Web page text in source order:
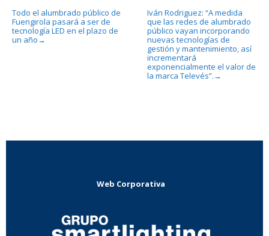
Todo el alumbrado público de
Fuengirola pasará a ser de
tecnología LED en el plazo de
un año →
Iván Rodriguez: “A medida
que las redes de alumbrado
público vayan incorporando
nuevas tecnologías de
gestión y mantenimiento, así
incrementará
exponencialmente el valor de
la marca Televés”. →
Web Corporativa